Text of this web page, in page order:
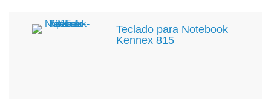
Teclado para Notebook
Kennex 815